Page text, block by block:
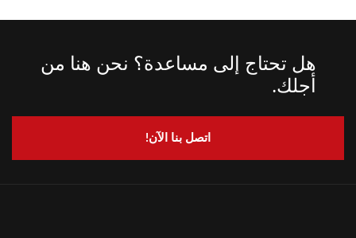
هل تحتاج إلى مساعدة؟ نحن هنا من
أجلك.
اتصل بنا الآن!